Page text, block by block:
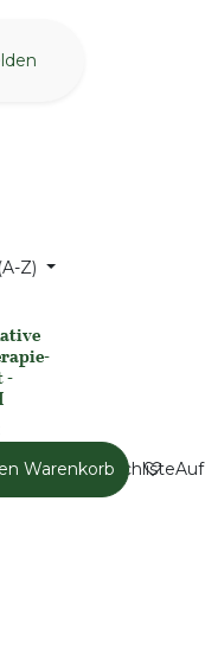
Z)
Auf die Wunschliste
-
Warenkorb